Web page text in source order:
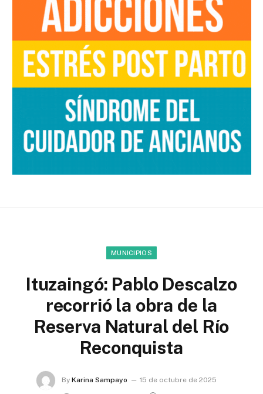
MUNICIPIOS
Ituzaingó: Pablo Descalzo
recorrió la obra de la
Reserva Natural del Río
Reconquista
By Karina Sampayo
15 de octubre de 2025